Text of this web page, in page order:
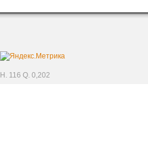
H. 116 Q. 0,202